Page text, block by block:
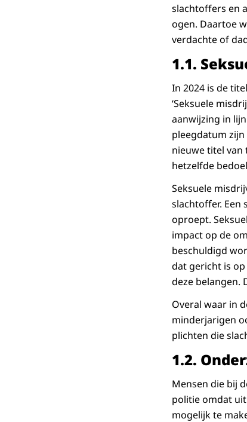
slachtoffers en
ogen. Daartoe
verdachte of
1.1.
In 2024 is de
‘Seksuele
aanwijzing in
pleegdatum
nieuwe titel van
hetzelfde
Seksuele
slachtoffer. Een
oproept.
impact op de
beschuldigd
dat gericht is
deze belangen.
Overal waar in
minderjarigen
plichten die
1.2.
Mensen die bij
politie omdat
mogelijk te